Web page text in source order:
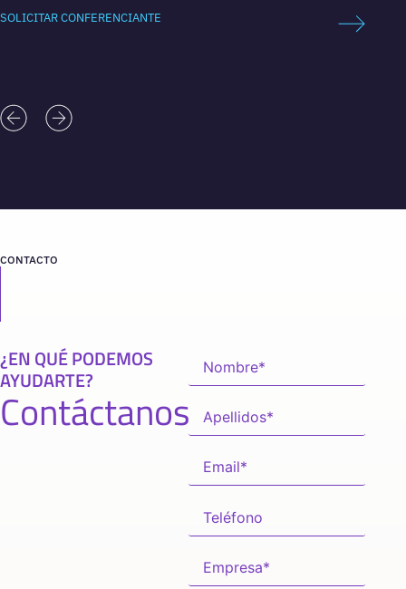
SOLICITAR CONFERENCIANTE
CONTACTO
¿EN QUÉ PODEMOS
AYUDARTE?
Contáctanos